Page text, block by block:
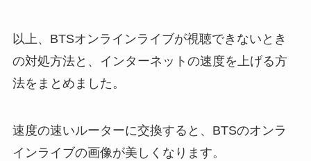
以上、BTSオンラインライブが視聴できないとき
の対処方法と、インターネットの速度を上げる方
法をまとめました。
速度の速いルーターに交換すると、BTSのオンラ
インライブの画像が美しくなります。